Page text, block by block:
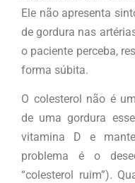
Ele não apresenta
de gordura nas
o paciente perceba,
forma súbita.
O colesterol não é
de uma gordura
vitamina D e
problema é o
“colesterol ruim”).